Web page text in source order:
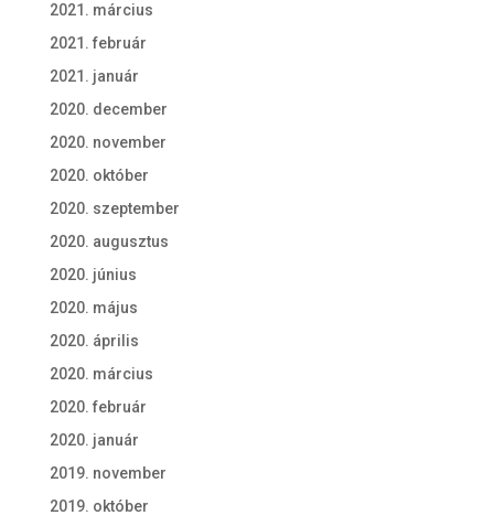
2021. március
2021. február
2021. január
2020. december
2020. november
2020. október
2020. szeptember
2020. augusztus
2020. június
2020. május
2020. április
2020. március
2020. február
2020. január
2019. november
2019. október